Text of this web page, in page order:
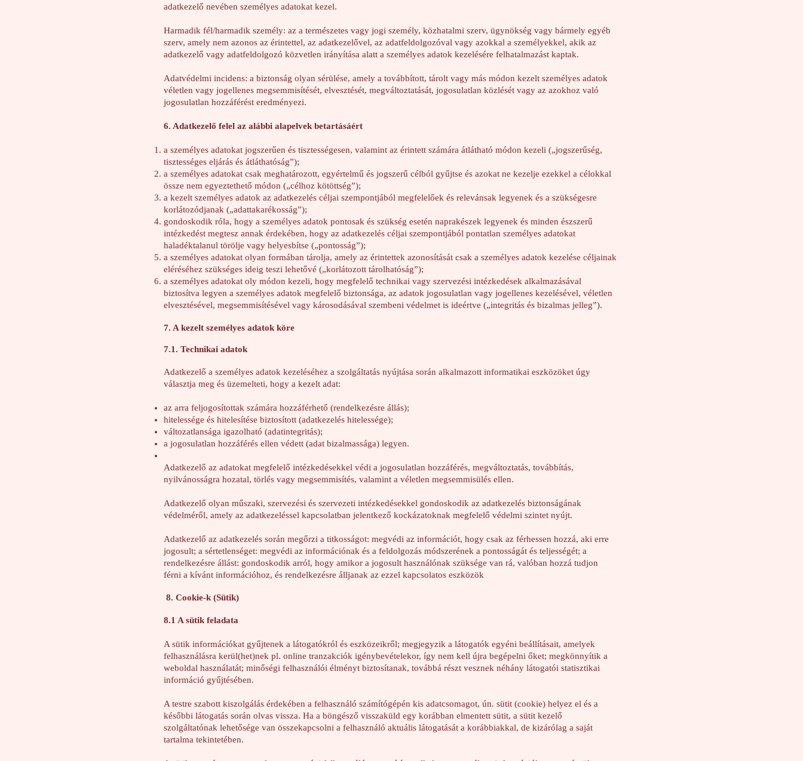
adatkezelő nevében személyes adatokat kezel.
Harmadik fél/harmadik személy: az a természetes vagy jogi személy, közhatalmi szerv, ügynökség vagy bármely egyéb
szerv, amely nem azonos az érintettel, az adatkezelővel, az adatfeldolgozóval vagy azokkal a személyekkel, akik az
adatkezelő vagy adatfeldolgozó közvetlen irányítása alatt a személyes adatok kezelésére felhatalmazást kaptak.
Adatvédelmi incidens: a biztonság olyan sérülése, amely a továbbított, tárolt vagy más módon kezelt személyes adatok
véletlen vagy jogellenes megsemmisítését, elvesztését, megváltoztatását, jogosulatlan közlését vagy az azokhoz való
jogosulatlan hozzáférést eredményezi.
6. Adatkezelő felel az alábbi alapelvek betartásáért
a személyes adatokat jogszerűen és tisztességesen, valamint az érintett számára átlátható módon kezeli („jogszerűség,
tisztességes eljárás és átláthatóság”);
a személyes adatokat csak meghatározott, egyértelmű és jogszerű célból gyűjtse és azokat ne kezelje ezekkel a célokkal
össze nem egyeztethető módon („célhoz kötöttség”);
a kezelt személyes adatok az adatkezelés céljai szempontjából megfelelőek és relevánsak legyenek és a szükségesre
korlátozódjanak („adattakarékosság”);
gondoskodik róla, hogy a személyes adatok pontosak és szükség esetén naprakészek legyenek és minden észszerű
intézkedést megtesz annak érdekében, hogy az adatkezelés céljai szempontjából pontatlan személyes adatokat
haladéktalanul törölje vagy helyesbítse („pontosság”);
a személyes adatokat olyan formában tárolja, amely az érintettek azonosítását csak a személyes adatok kezelése céljainak
eléréséhez szükséges ideig teszi lehetővé („korlátozott tárolhatóság”);
a személyes adatokat oly módon kezeli, hogy megfelelő technikai vagy szervezési intézkedések alkalmazásával
biztosítva legyen a személyes adatok megfelelő biztonsága, az adatok jogosulatlan vagy jogellenes kezelésével, véletlen
elvesztésével, megsemmisítésével vagy károsodásával szembeni védelmet is ideértve („integritás és bizalmas jelleg”).
7. A kezelt személyes adatok köre
7.1. Technikai adatok
Adatkezelő a személyes adatok kezeléséhez a szolgáltatás nyújtása során alkalmazott informatikai eszközöket úgy
választja meg és üzemelteti, hogy a kezelt adat:
az arra feljogosítottak számára hozzáférhető (rendelkezésre állás);
hitelessége és hitelesítése biztosított (adatkezelés hitelessége);
változatlansága igazolható (adatintegritás);
a jogosulatlan hozzáférés ellen védett (adat bizalmassága) legyen.
Adatkezelő az adatokat megfelelő intézkedésekkel védi a jogosulatlan hozzáférés, megváltoztatás, továbbítás,
nyilvánosságra hozatal, törlés vagy megsemmisítés, valamint a véletlen megsemmisülés ellen.
Adatkezelő olyan műszaki, szervezési és szervezeti intézkedésekkel gondoskodik az adatkezelés biztonságának
védelméről, amely az adatkezeléssel kapcsolatban jelentkező kockázatoknak megfelelő védelmi szintet nyújt.
Adatkezelő az adatkezelés során megőrzi a titkosságot: megvédi az információt, hogy csak az férhessen hozzá, aki erre
jogosult; a sértetlenséget: megvédi az információnak és a feldolgozás módszerének a pontosságát és teljességét; a
rendelkezésre állást: gondoskodik arról, hogy amikor a jogosult használónak szüksége van rá, valóban hozzá tudjon
férni a kívánt információhoz, és rendelkezésre álljanak az ezzel kapcsolatos eszközök
8. Cookie-k (Sütik)
8.1 A sütik feladata
A sütik információkat gyűjtenek a látogatókról és eszközeikről; megjegyzik a látogatók egyéni beállításait, amelyek
felhasználásra kerül(het)nek pl. online tranzakciók igénybevételekor, így nem kell újra begépelni őket; megkönnyítik a
weboldal használatát; minőségi felhasználói élményt biztosítanak, továbbá részt vesznek néhány látogatói statisztikai
információ gyűjtésében.
A testre szabott kiszolgálás érdekében a felhasználó számítógépén kis adatcsomagot, ún. sütit (cookie) helyez el és a
későbbi látogatás során olvas vissza. Ha a böngésző visszaküld egy korábban elmentett sütit, a sütit kezelő
szolgáltatónak lehetősége van összekapcsolni a felhasználó aktuális látogatását a korábbiakkal, de kizárólag a saját
tartalma tekintetében.